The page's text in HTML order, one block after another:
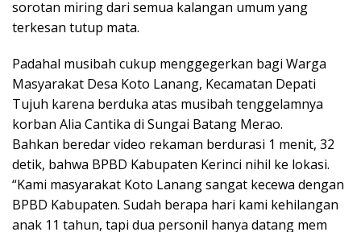
sorotan miring dari semua kalangan umum yang
terkesan tutup mata.
Padahal musibah cukup menggegerkan bagi Warga
Masyarakat Desa Koto Lanang, Kecamatan Depati
Tujuh karena berduka atas musibah tenggelamnya
korban Alia Cantika di Sungai Batang Merao.
Bahkan beredar video rekaman berdurasi 1 menit, 32
detik, bahwa BPBD Kabupaten Kerinci nihil ke lokasi.
“Kami masyarakat Koto Lanang sangat kecewa dengan
BPBD Kabupaten. Sudah berapa hari kami kehilangan
anak 11 tahun, tapi dua personil hanya datang mem